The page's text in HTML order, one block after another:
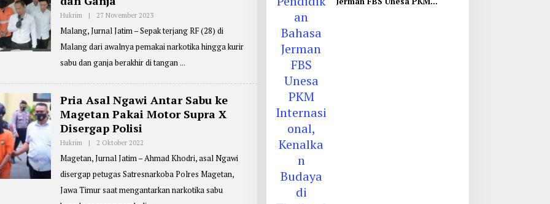
Hukrim | 27 November 2023O
E
R
E
P
R
E
R
:
Malang, Jurnal Jatim – Sepak terjang RF (28) di
Malang dari awalnya pemakai narkotika hingga kurir
sabu dan ganja berakhir di tangan
Pria Asal Ngawi Antar Sabu ke
Magetan Pakai Motor Supra X
Disergap Polisi
Hukrim | 2 Oktober 2022
E
R
P
Magetan, Jurnal Jatim – Ahmad Khodri, asal Ngawi
disergap petugas Satresnarkoba Polres Magetan,
Jawa Timur saat mengantarkan narkotika sabu